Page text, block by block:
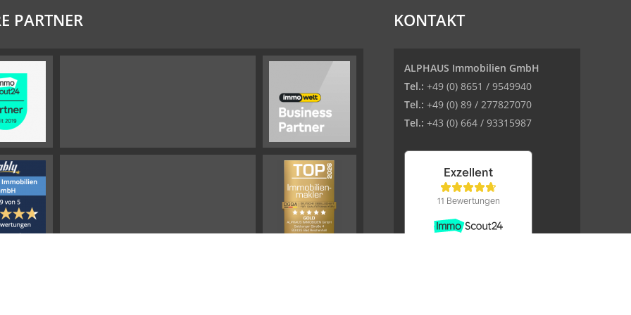
PARTNER KONTAKT
ALPHAUS Immobilien GmbH
Tel.: +49 (0) 8651 / 9549940
Tel.: +49 (0) 89 / 277827070
Tel.: +43 (0) 664 / 93315987